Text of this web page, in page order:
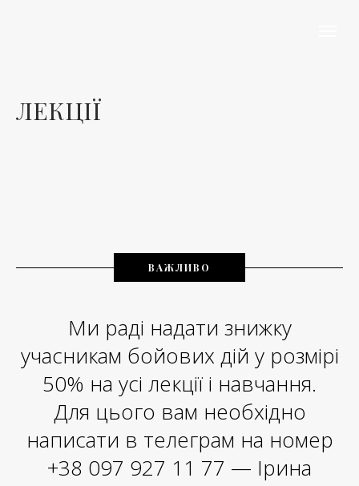
ЛЕКЦІЇ
ВАЖЛИВО
Ми раді надати знижку
учасникам бойових дій у розмірі
50% на усі лекції і навчання.
Для цього вам необхідно
написати в телеграм на номер
+38 097 927 11 77 — Ірина